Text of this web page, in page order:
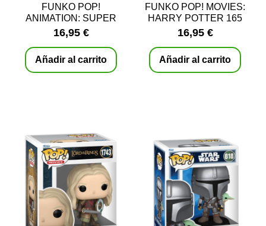
FUNKO POP!
ANIMATION: SUPER
KING BENDER 2211
16,95 €
Añadir al carrito
FUNKO POP! MOVIES:
HARRY POTTER 165
16,95 €
Añadir al carrito